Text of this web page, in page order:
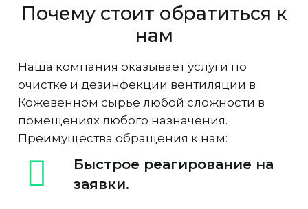
Почему стоит обратиться к
нам
Наша компания оказывает услуги по
очистке и дезинфекции вентиляции в
Кожевенном сырье любой сложности в
помещениях любого назначения.
Преимущества обращения к нам:
Быстрое реагирование на
заявки.